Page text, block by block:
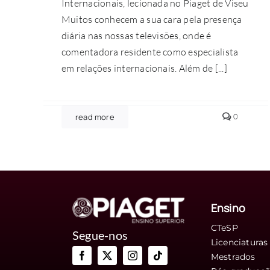
Internacionais, lecionada no Piaget de Viseu
Muitos conhecem a sua cara pela presença
diária nas nossas televisões, onde é
comentadora residente como especialista
em relações internacionais. Além de [...]
read more 0
com
dinâmicas
Segue-nos
Ensino
CTeSP
Licenciaturas
Mestrados